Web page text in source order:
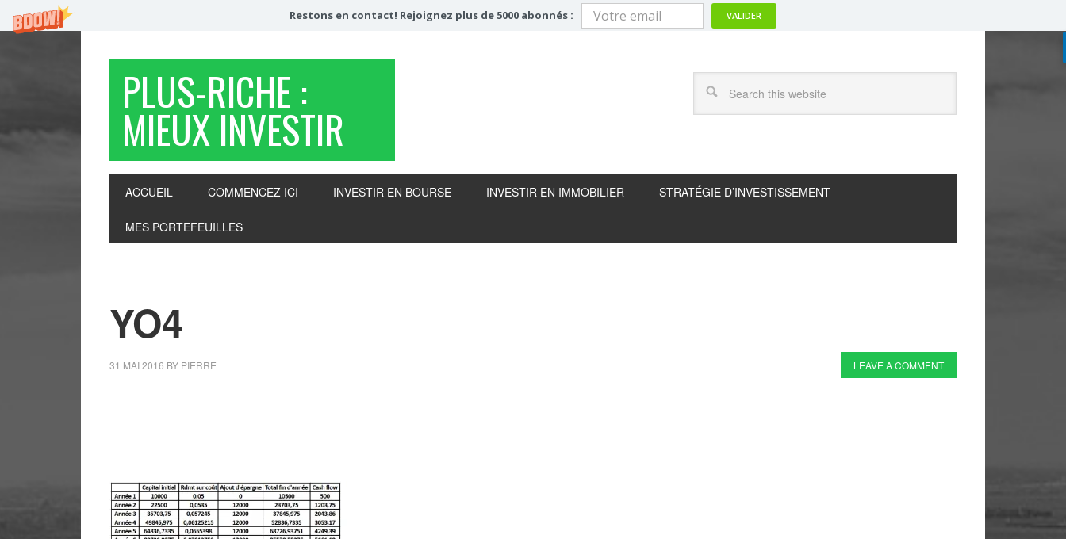
Restons en contact! Rejoignez plus de 5000 abonnés : VALIDER
PLUS-RICHE :
MIEUX INVESTIR
ACCUEIL COMMENCEZ ICI INVESTIR EN BOURSE INVESTIR EN IMMOBILIER STRATÉGIE D’INVESTISSEMENT
MES PORTEFEUILLES
YO4
31 MAI 2016 BY PIERRE LEAVE A COMMENT